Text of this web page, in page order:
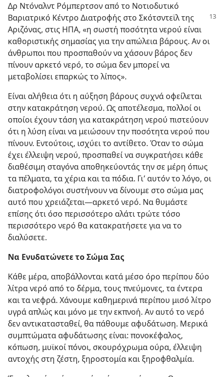
Δρ Ντόναλντ Ρόμπερτσον από το Νοτιοδυτικό
Βαριατρικό Κέντρο Διατροφής στο Σκότσντεϊλ της
Αριζόνας, στις ΗΠΑ, «η σωστή ποσότητα νερού είναι
καθοριστικής σημασίας για την απώλεια βάρους. Αν οι
άνθρωποι που προσπαθούν να χάσουν βάρος δεν
πίνουν αρκετό νερό, το σώμα δεν μπορεί να
μεταβολίσει επαρκώς το λίπος».
Είναι αλήθεια ότι η αύξηση βάρους συχνά οφείλεται
στην κατακράτηση νερού. Ως αποτέλεσμα, πολλοί οι
οποίοι έχουν τάση για κατακράτηση νερού πιστεύουν
ότι η λύση είναι να μειώσουν την ποσότητα νερού που
πίνουν. Εντούτοις, ισχύει το αντίθετο. Όταν το σώμα
έχει έλλειψη νερού, προσπαθεί να συγκρατήσει κάθε
διαθέσιμη σταγόνα αποθηκεύοντάς την σε μέρη όπως
τα πέλματα, τα χέρια και τα πόδια. Γι’ αυτόν το λόγο, οι
διατροφολόγοι συστήνουν να δίνουμε στο σώμα μας
αυτό που χρειάζεται​—αρκετό νερό. Να θυμάστε
επίσης ότι όσο περισσότερο αλάτι τρώτε τόσο
περισσότερο νερό θα κατακρατήσετε για να το
διαλύσετε.
Να Ενυδατώνετε το Σώμα Σας
Κάθε μέρα, αποβάλλονται κατά μέσο όρο περίπου δύο
λίτρα νερό από το δέρμα, τους πνεύμονες, τα έντερα
και τα νεφρά. Χάνουμε καθημερινά περίπου μισό λίτρο
υγρά απλώς και μόνο με την εκπνοή. Αν αυτό το νερό
δεν αντικατασταθεί, θα πάθουμε αφυδάτωση. Μερικά
συμπτώματα αφυδάτωσης είναι: πονοκέφαλος,
κόπωση, μυϊκοί πόνοι, σκουρόχρωμα ούρα, έλλειψη
αντοχής στη ζέστη, ξηροστομία και ξηροφθαλμία.